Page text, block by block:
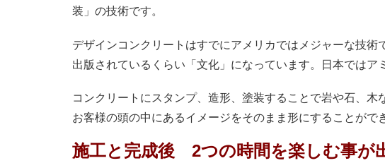
装」の技術です。
デザインコンクリートはすでにアメリカではメジャーな技
出版されているくらい「文化」になっています。日本ではア
コンクリートにスタンプ、造形、塗装することで岩や石、
お客様の頭の中にあるイメージをそのまま形にすることがで
施工と完成後 2つの時間を楽しむ事が